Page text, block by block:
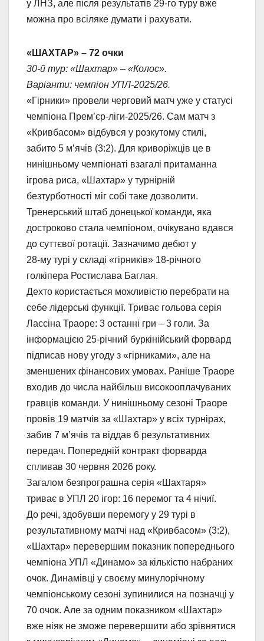
у ЛНЗ, але після результатів 29-го туру вже
можна про всіляке думати і рахувати.
«ШАХТАР» – 72 очки
30-й тур: «Шахтар» – «Колос».
Варіанти: чемпіон УПЛ-2025/26.
«Гірники» провели черговий матч уже у статусі
чемпіона Прем’єр-ліги-2025/26. Сам матч з
«Кривбасом» відбувся у розкутому стилі,
забито 5 м’ячів (3:2). Для криворіжців це в
нинішньому чемпіонаті взагалі притаманна
ігрова риса, «Шахтар» у турнірній
безтурботності міг собі таке дозволити.
Тренерський штаб донецької команди, яка
достроково стала чемпіоном, очікувано вдався
до суттєвої ротації. Зазначимо дебют у
28-му турі у складі «гірників» 18-річного
голкіпера Ростислава Баглая.
Дехто користається можливістю перебрати на
себе лідерські функції. Триває гольова серія
Лассіна Траоре: 3 останні гри – 3 голи. За
інформацією 25-річний буркінійський форвард
підписав нову угоду з «гірниками», але на
зменшених фінансових умовах. Раніше Траоре
входив до числа найбільш високооплачуваних
гравців команди. У нинішньому сезоні Траоре
провів 19 матчів за «Шахтар» у всіх турнірах,
забив 7 м’ячів та віддав 6 результативних
передач. Попередній контракт форварда
спливав 30 червня 2026 року.
Загалом безпрограшна серія «Шахтаря»
триває в УПЛ 20 ігор: 16 перемог та 4 нічиї.
До речі, здобувши перемогу у 29 турі в
результативному матчі над «Кривбасом» (3:2),
«Шахтар» перевершим показник попереднього
чемпіона УПЛ «Динамо» за кількістю набраних
очок. Динамівці у своєму минулорічному
чемпіонському сезоні зупинилися на позначці у
70 очок. Але за одним показником «Шахтар»
вже ніяк не зможе перевершити або зрівнятися